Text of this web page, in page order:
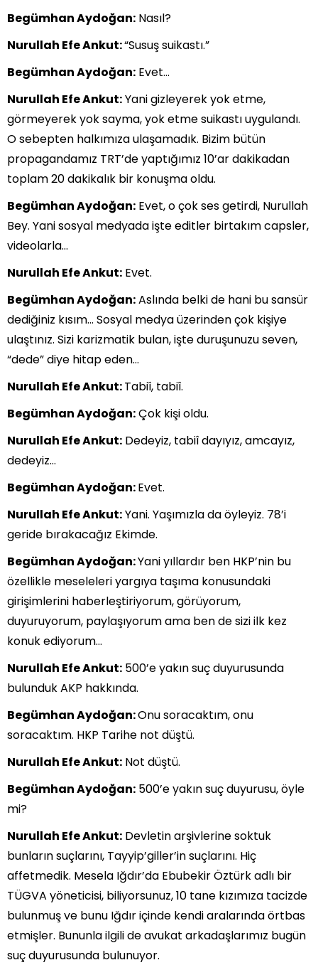
Begümhan Aydoğan: Nasıl?
Nurullah Efe Ankut:“Susuş suikastı.”
Begümhan Aydoğan: Evet…
Nurullah Efe Ankut:Yani gizleyerek yok etme,
görmeyerek yok sayma, yok etme suikastı uygulandı.
O sebepten halkımıza ulaşamadık. Bizim bütün
propagandamız TRT’de yaptığımız 10’ar dakikadan
toplam 20 dakikalık bir konuşma oldu.
Begümhan Aydoğan: Evet, o çok ses getirdi, Nurullah
Bey. Yani sosyal medyada işte editler birtakım capsler,
videolarla…
Nurullah Efe Ankut: Evet.
Begümhan Aydoğan:Aslında belki de hani bu sansür
dediğiniz kısım… Sosyal medya üzerinden çok kişiye
ulaştınız. Sizi karizmatik bulan, işte duruşunuzu seven,
“dede” diye hitap eden…
Nurullah Efe Ankut:Tabiî, tabiî.
Begümhan Aydoğan:Çok kişi oldu.
Nurullah Efe Ankut: Dedeyiz, tabiî dayıyız, amcayız,
dedeyiz…
Begümhan Aydoğan:Evet.
Nurullah Efe Ankut:Yani. Yaşımızla da öyleyiz. 78’i
geride bırakacağız Ekimde.
Begümhan Aydoğan:Yani yıllardır ben HKP’nin bu
özellikle meseleleri yargıya taşıma konusundaki
girişimlerini haberleştiriyorum, görüyorum,
duyuruyorum, paylaşıyorum ama ben de sizi ilk kez
konuk ediyorum…
Nurullah Efe Ankut: 500’e yakın suç duyurusunda
bulunduk AKP hakkında.
Begümhan Aydoğan:Onu soracaktım, onu
soracaktım. HKP Tarihe not düştü.
Nurullah Efe Ankut: Not düştü.
Begümhan Aydoğan: 500’e yakın suç duyurusu, öyle
mi?
Nurullah Efe Ankut: Devletin arşivlerine soktuk
bunların suçlarını, Tayyip’giller’in suçlarını. Hiç
affetmedik. Mesela Iğdır’da Ebubekir Öztürk adlı bir
TÜGVA yöneticisi, biliyorsunuz, 10 tane kızımıza tacizde
bulunmuş ve bunu Iğdır içinde kendi aralarında örtbas
etmişler. Bununla ilgili de avukat arkadaşlarımız bugün
suç duyurusunda bulunuyor.